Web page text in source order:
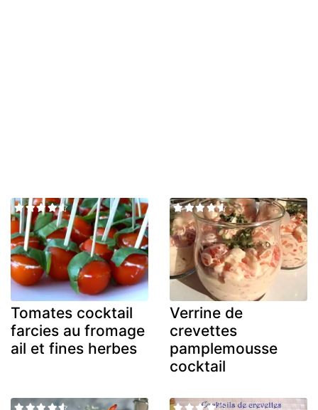
Tomates cocktail
farcies au fromage
ail et fines herbes
Verrine de
crevettes
pamplemousse
cocktail